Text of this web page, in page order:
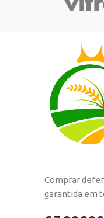
Comprar
garantida em